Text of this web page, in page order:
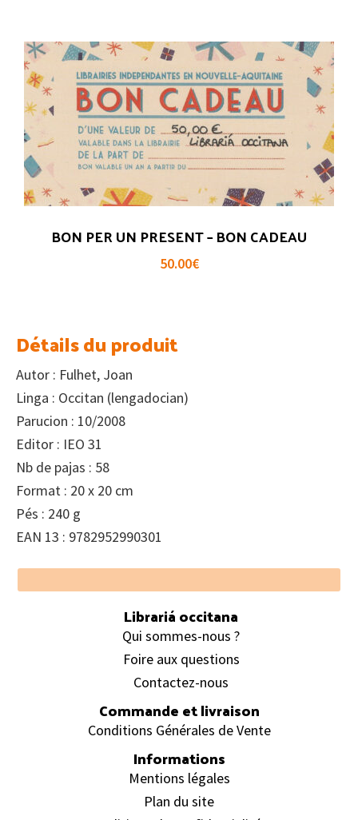
BON PER UN PRESENT – BON CADEAU
50.00€
Détails du produit
Autor : Fulhet, Joan
Linga : Occitan (lengadocian)
Parucion : 10/2008
Editor : IEO 31
Nb de pajas : 58
Format : 20 x 20 cm
Pés : 240 g
EAN 13 : 9782952990301
Footer
Librariá occitana
Qui sommes-nous ?
Foire aux questions
Contactez-nous
Commande et livraison
Conditions Générales de Vente
Informations
Mentions légales
Plan du site